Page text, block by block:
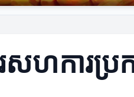
សហការប្